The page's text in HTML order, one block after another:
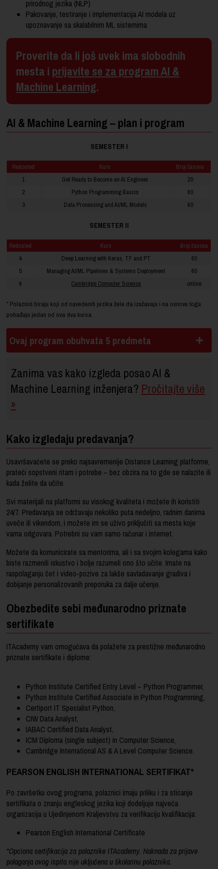
prirodnog jezika (NLP)
Pakovanje, testiranje i implementacija AI modela uz
upoznavanje sa skalabilnim ML sistemima
Proverite da li još uvek ima slobodnih
mesta i prijavite se za program AI &
Machine Learning.
AI & Machine Learning – plan i program
SEMESTER I
Redosled Kurs
Broj časova
1
Get Ready to Become an AI Engineer
20
2
Python Programming Basics
60
3
Data Processing and AI/ML Models 60
SEMESTER II
Redosled Kurs
Broj časova
4
Deep Learning with Keras, TF and PT
60
5
Managing AI/ML Pipelines & Systems Deployment
60
6
Cambridge Computer Science online
* Polaznici biraju koji od navedenih jezika žele da izučavaju i na osnovu toga
pohađaju jedan od ova dva kursa.
Ovaj program obuhvata 5 predmeta
Zanima vas kako izgleda posao AI &
Machine Learning inženjera? Pročitajte više
»
Kako izgledaju predavanja?
Usavršavaćete se preko najsavremenije Distance Learning platforme,
prateći sopstveni ritam i potrebe – bez obzira na to gde se nalazite ili
kada želite da učite.
Svi materijali na platformi su visokog kvaliteta i možete ih koristiti
24/7. Predavanja se održavaju nekoliko puta nedeljno, radnim danima
uveče ili vikendom, i možete im se uživo priključiti sa mesta koje
vama odgovara. Potrebni su vam samo računar i internet.
Možete da komunicirate sa mentorima, ali i sa svojim kolegama kako
biste razmenili iskustvo i bolje razumeli ono što učite. Imate na
raspolaganju čet i video-pozive za lakše savladavanje gradiva i
dobijanje personalizovanih preporuka za dalje učenje.
Obezbedite sebi međunarodno priznate
sertifikate
ITAcademy vam omogućava da polažete za prestižne međunarodno
priznate sertifikate i diplome:
Python Institute Certified Entry Level – Python Programmer,
Python Institute Certified Associate in Python Programming,
Certiport IT Specialist Python,
CIW Data Analyst,
IABAC Certified Data Analyst,
ICM Diploma (single subject) in Computer Science,
Cambridge International AS & A Level Computer Science.
PEARSON ENGLISH INTERNATIONAL SERTIFIKAT*
Po završetku ovog programa, polaznici imaju priliku i za sticanje
sertifikata o znanju engleskog jezika koji dodeljuje najveća
organizacija u Ujedinjenom Kraljevstvu za verifikaciju kvalifikacija:
Pearson English International Certificate
*Opciona sertifikacija za polaznike ITAcademy. Naknada za prijave
polaganja ovog ispita nije uključena u školarinu polaznika.